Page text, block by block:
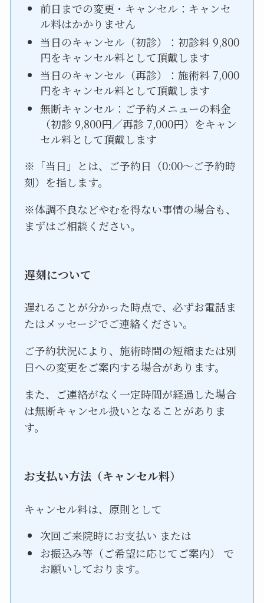
前日までの変更・キャンセル：キャンセ
ル料はかかりません
当日のキャンセル（初診）：初診料 9,800
円をキャンセル料として頂戴します
当日のキャンセル（再診）：施術料 7,000
円をキャンセル料として頂戴します
無断キャンセル：ご予約メニューの料金
（初診 9,800円／再診 7,000円）をキャン
セル料として頂戴します
※「当日」とは、ご予約日（0:00〜ご予約時
刻）を指します。
※体調不良などやむを得ない事情の場合も、
まずはご相談ください。
遅刻について
遅れることが分かった時点で、必ずお電話ま
たはメッセージでご連絡ください。
ご予約状況により、施術時間の短縮または別
日への変更をご案内する場合があります。
また、ご連絡がなく一定時間が経過した場合
は無断キャンセル扱いとなることがありま
す。
お支払い方法（キャンセル料）
キャンセル料は、原則として
次回ご来院時にお支払い または
お振込み等（ご希望に応じてご案内） で
お願いしております。